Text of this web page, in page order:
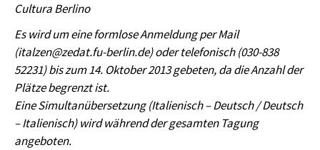
Cultura Berlino
Es wird um eine formlose Anmeldung per Mail
(italzen@zedat.fu-berlin.de) oder telefonisch (030-838
52231)bis zum 14. Oktober 2013 gebeten, da die Anzahl der
Plätze begrenzt ist.
Eine Simultanübersetzung (Italienisch – Deutsch / Deutsch
– Italienisch) wird während der gesamten Tagung
angeboten.